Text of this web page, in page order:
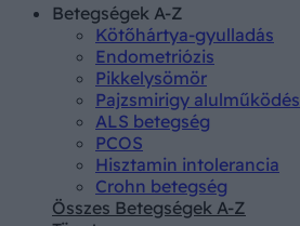
Betegségek A-Z
Kötőhártya-gyulladás
Endometriózis
Pikkelysömör
Pajzsmirigy alulműködés
ALS betegség
PCOS
Hisztamin intolerancia
Crohn betegség
Összes Betegségek A-Z